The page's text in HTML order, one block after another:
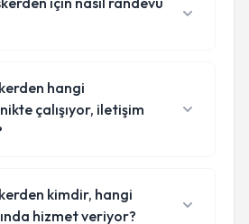
hangi
çalışıyor, iletişim
kimdir, hangi
hizmet veriyor?